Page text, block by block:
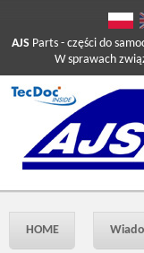
AJS Parts - części do
W sprawach
HOME